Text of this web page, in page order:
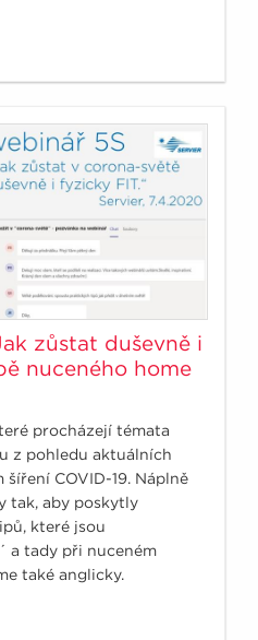
zůstat duševně i
nuceného home
procházejí témata
z pohledu aktuálních
COVID-19. Náplně
tak, aby poskytly
které jsou
a tady při nuceném
také anglicky.